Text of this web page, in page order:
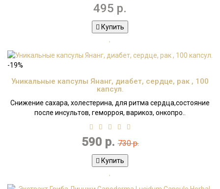
495 р.
Купить
-19%
Уникальные капсулы Янанг, диабет, сердце, рак , 100
капсул.
Снижение сахара, холестерина, для ритма сердца,состояние
после инсультов, геморроя, варикоз, онкопро..
590 р. 730 р.
Купить